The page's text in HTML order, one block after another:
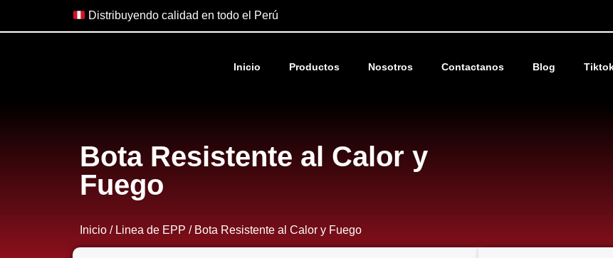
Distribuyendo calidad en todo el Perú
Inicio Productos Nosotros Contactanos Blog
Bota Resistente al Calor y
Fuego
Inicio / Linea de EPP / Bota Resistente al Calor y Fuego